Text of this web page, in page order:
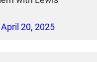
April 20, 2025